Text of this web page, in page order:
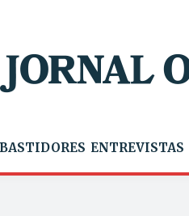
BASTIDORES ENTREVISTAS